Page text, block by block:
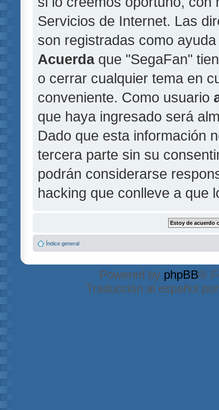
Servicios de Internet. Las
son registradas como
Acuerdaque "SegaFan"
o cerrar cualquier tema en
conveniente. Como usuario
que haya ingresado será
Dado que esta información
tercera parte sin su
podrán considerarse
hacking que conlleve a que
Índice general
Powered by phpBB®
Traducción al español